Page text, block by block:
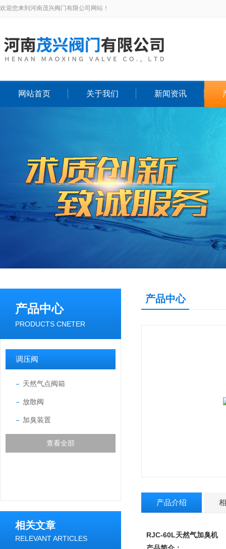
欢迎您来到河南茂兴阀门有限公司网站！
网站首页 关于我们 新闻资讯
产品中心
PRODUCTS CNETER
调压阀
天然气点阀箱
放散阀
加臭装置
查看全部
相关文章
RELEVANT ARTICLES
产品中心
产品介绍
RJC-60L天然气加臭机